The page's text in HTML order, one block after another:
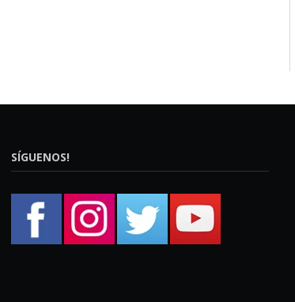
SÍGUENOS!